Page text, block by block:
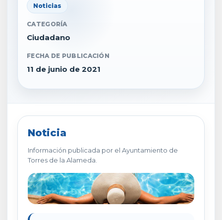
Noticias
CATEGORÍA
Ciudadano
FECHA DE PUBLICACIÓN
11 de junio de 2021
Noticia
Información publicada por el Ayuntamiento de
Torres de la Alameda.